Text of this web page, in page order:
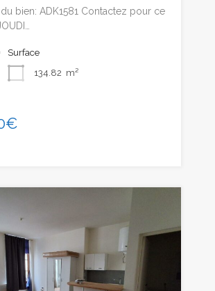
bien: ADK1581 Contactez pour ce
Surface
134.82 m²